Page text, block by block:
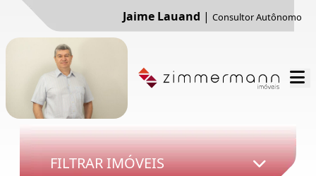
Jaime Lauand | Consultor Autônomo
FILTRAR IMÓVEIS